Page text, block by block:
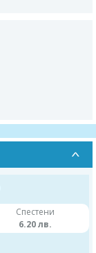
Спестени
6.20 лв.